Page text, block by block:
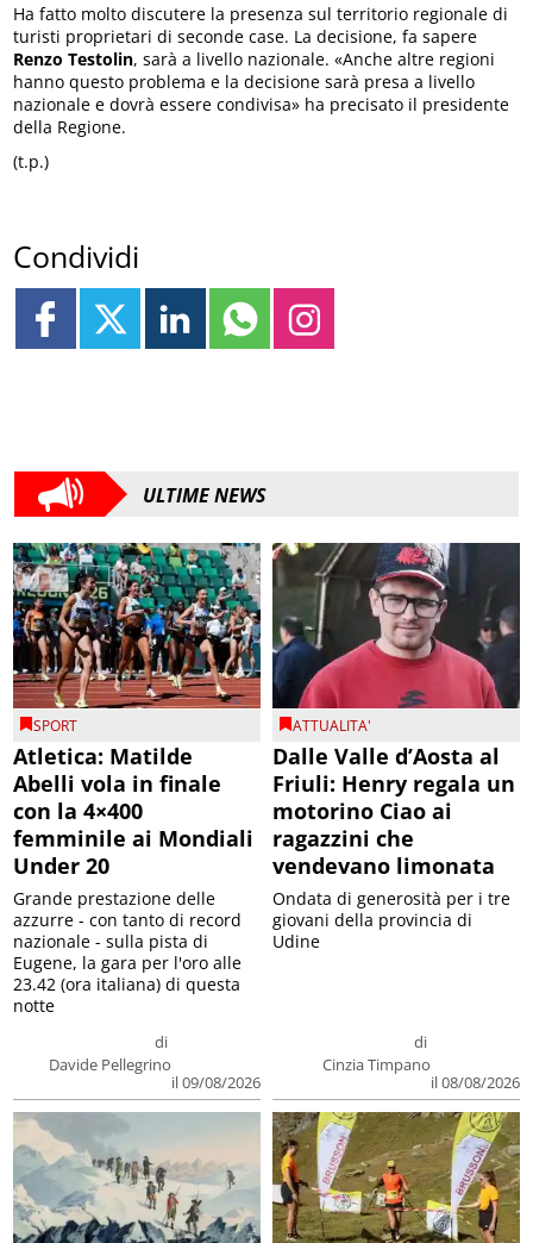
Ha fatto molto discutere la presenza sul territorio regionale di
turisti proprietari di seconde case. La decisione, fa sapere
Renzo Testolin, sarà a livello nazionale. «Anche altre regioni
hanno questo problema e la decisione sarà presa a livello
nazionale e dovrà essere condivisa» ha precisato il presidente
della Regione.
(t.p.)
Condividi
ULTIME NEWS
SPORT
Atletica: Matilde
Abelli vola in finale
con la 4×400
femminile ai Mondiali
Under 20
di
Davide Pellegrino
il 09/08/2026
Grande prestazione delle
azzurre - con tanto di record
nazionale - sulla pista di
Eugene, la gara per l'oro alle
23.42 (ora italiana) di questa
notte
ATTUALITA'
Dalle Valle d’Aosta al
Friuli: Henry regala un
motorino Ciao ai
ragazzini che
vendevano limonata
di
Cinzia Timpano
il 08/08/2026
Ondata di generosità per i tre
giovani della provincia di
Udine